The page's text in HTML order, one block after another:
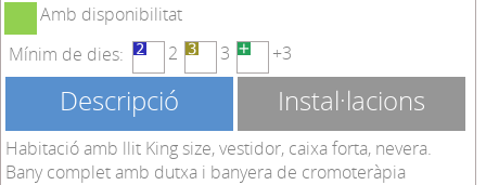
Amb disponibilitat
Mínim de dies:
2 3 +3
Descripció Instal·lacions
Habitació amb llit King size, vestidor, caixa forta, nevera.
Bany complet amb dutxa i banyera de cromoteràpia